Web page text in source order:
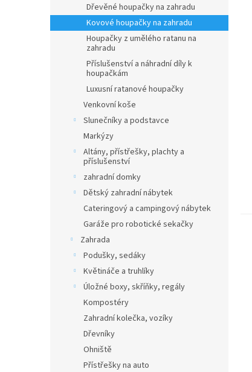
Dřevěné houpačky na zahradu
Kovové houpačky na zahradu
Houpačky z umělého ratanu na
zahradu
Příslušenství a náhradní díly k
houpačkám
Luxusní ratanové houpačky
Venkovní koše
Slunečníky a podstavce
Markýzy
Altány, přístřešky, plachty a
příslušenství
zahradní domky
Dětský zahradní nábytek
Cateringový a campingový nábytek
Garáže pro robotické sekačky
Zahrada
Podušky, sedáky
Květináče a truhlíky
Úložné boxy, skříňky, regály
Kompostéry
Zahradní kolečka, vozíky
Dřevníky
Ohniště
Přístřešky na auto